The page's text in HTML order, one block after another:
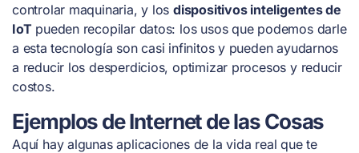
controlar maquinaria, y losdispositivos inteligentes de
IoT pueden recopilar datos: los usos que podemos darle
a esta tecnología son casi infinitos y pueden ayudarnos
a reducir los desperdicios, optimizar procesos y reducir
costos.
Ejemplos de Internet de las Cosas
Aquí hay algunas aplicaciones de la vida real que te